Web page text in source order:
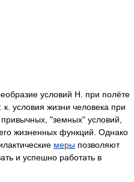
условий H. при полёте
условия жизни человека при
"земных" условий,
жизненных функций. Однако
меры позволяют
и успешно работать в